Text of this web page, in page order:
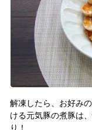
解凍したら、お好み
ける元気豚の煮豚は
り！